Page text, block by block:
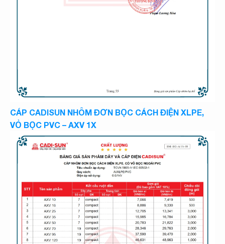
CÁP CADISUN NHÔM ĐƠN BỌC CÁCH ĐIỆN XLPE,
VỎ BỌC PVC – AXV 1X